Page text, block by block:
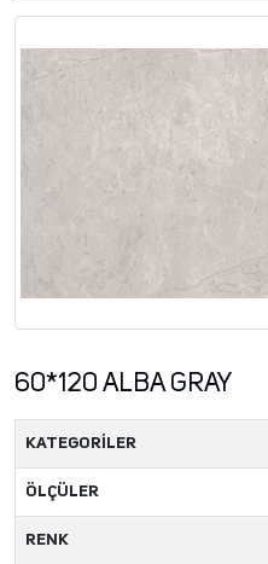
60*120 ALBA GRAY
KATEGORİLER
ÖLÇÜLER
RENK